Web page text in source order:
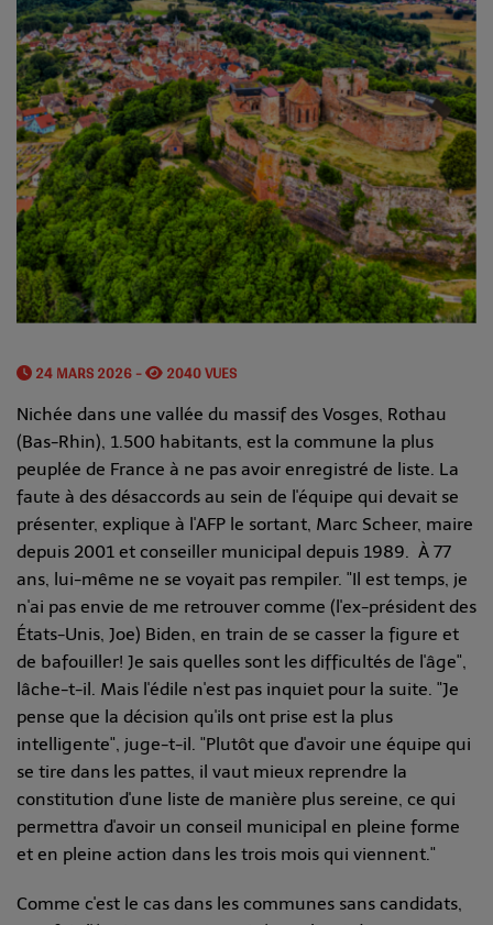
24 MARS 2026 - 2040 VUES
Nichée dans une vallée du massif des Vosges, Rothau
(Bas-Rhin), 1.500 habitants, est la commune la plus
peuplée de France à ne pas avoir enregistré de liste. La
faute à des désaccords au sein de l'équipe qui devait se
présenter, explique à l'AFP le sortant, Marc Scheer, maire
depuis 2001 et conseiller municipal depuis 1989. À 77
ans, lui-même ne se voyait pas rempiler. "Il est temps, je
n'ai pas envie de me retrouver comme (l'ex-président des
États-Unis, Joe) Biden, en train de se casser la figure et
de bafouiller! Je sais quelles sont les difficultés de l'âge",
lâche-t-il. Mais l'édile n'est pas inquiet pour la suite. "Je
pense que la décision qu'ils ont prise est la plus
intelligente", juge-t-il. "Plutôt que d'avoir une équipe qui
se tire dans les pattes, il vaut mieux reprendre la
constitution d'une liste de manière plus sereine, ce qui
permettra d'avoir un conseil municipal en pleine forme
et en pleine action dans les trois mois qui viennent."
Comme c'est le cas dans les communes sans candidats,